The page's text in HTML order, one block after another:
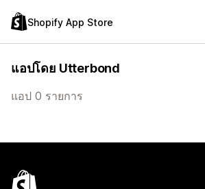
Shopify App Store
แอปโดย Utterbond
แอป 0 รายการ